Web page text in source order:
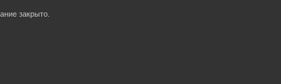
закрыто.